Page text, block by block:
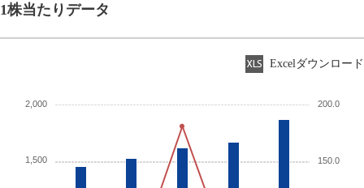
1株当たりデータ
Excelダウンロード
1,500
2,000
150.0
200.0